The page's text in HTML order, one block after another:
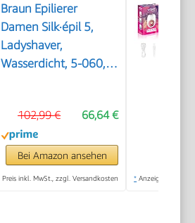
Braun Epilierer
Damen Silk·épil 5,
Ladyshaver,
Wasserdicht, 5-060,
66,64 €
102,99 €
Bei Amazon ansehen
Preis inkl. MwSt., zzgl. Versandkosten * Anzeige